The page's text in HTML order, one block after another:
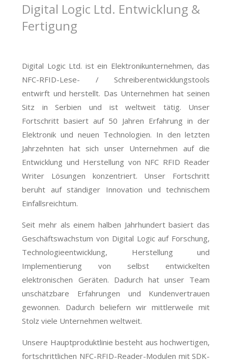
Digital Logic Ltd. Entwicklung &
Fertigung
Digital Logic Ltd. ist ein Elektronikunternehmen, das
NFC-RFID-Lese- / Schreiberentwicklungstools
entwirft und herstellt. Das Unternehmen hat seinen
Sitz in Serbien und ist weltweit tätig. Unser
Fortschritt basiert auf 50 Jahren Erfahrung in der
Elektronik und neuen Technologien. In den letzten
Jahrzehnten hat sich unser Unternehmen auf die
Entwicklung und Herstellung von NFC RFID Reader
Writer Lösungen konzentriert. Unser Fortschritt
beruht auf ständiger Innovation und technischem
Einfallsreichtum.
Seit mehr als einem halben Jahrhundert basiert das
Geschäftswachstum von Digital Logic auf Forschung,
Technologieentwicklung, Herstellung und
Implementierung von selbst entwickelten
elektronischen Geräten. Dadurch hat unser Team
unschätzbare Erfahrungen und Kundenvertrauen
gewonnen. Dadurch beliefern wir mittlerweile mit
Stolz viele Unternehmen weltweit.
Unsere Hauptproduktlinie besteht aus hochwertigen,
fortschrittlichen NFC-RFID-Reader-Modulen mit SDK-